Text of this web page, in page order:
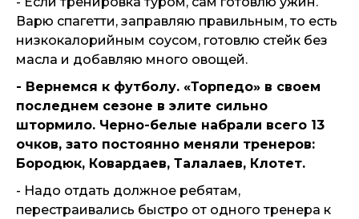
Варю спагетти, заправляю правильным, то есть
низкокалорийным соусом, готовлю стейк без
масла и добавляю много овощей.
- Вернемся к футболу. «Торпедо» в своем
последнем сезоне в элите сильно
штормило. Черно-белые набрали всего 13
очков, зато постоянно меняли тренеров:
Бородюк, Ковардаев, Талалаев, Клотет.
- Надо отдать должное ребятам,
перестраивались быстро от одного тренера к